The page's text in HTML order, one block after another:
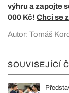
výhru a zapojte
000 Kč! Chci se
Autor: Tomáš
SOUVISEJÍCÍ